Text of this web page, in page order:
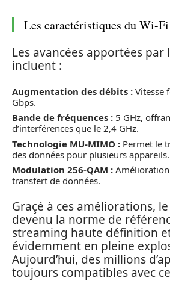
Les caractéristiques du Wi-
Les avancées apportées par
incluent :
Augmentation des débits : Vitesse
Gbps.
Bande de fréquences : 5 GHz,
d’interférences que le 2,4 GHz.
Technologie MU-MIMO : Permet le
des données pour plusieurs appareils.
Modulation 256-QAM :
transfert de données.
Graçé à ces améliorations,
devenu la norme de
streaming haute définition
évidemment en pleine
Aujourd’hui, des millions
toujours compatibles avec